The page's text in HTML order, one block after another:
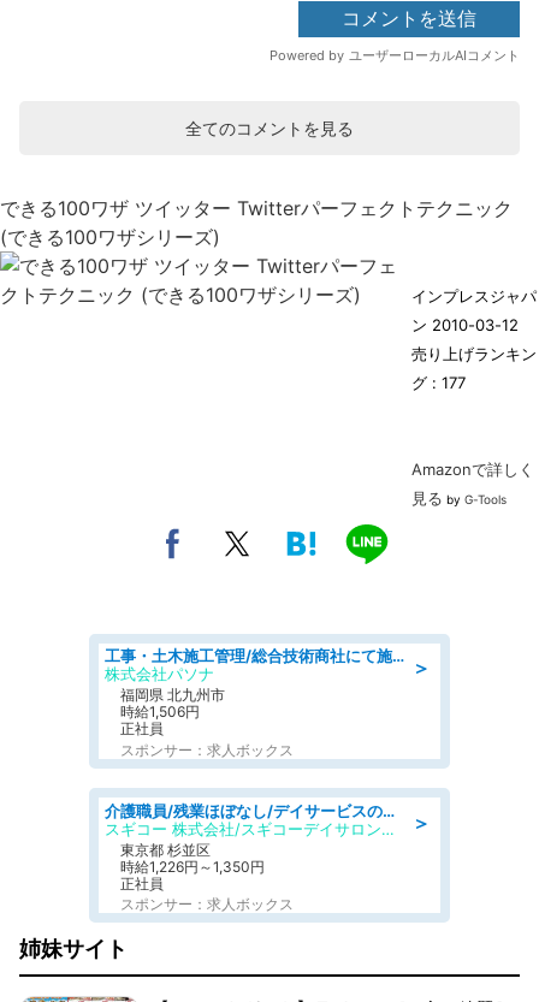
全てのコメントを見る
できる100ワザ ツイッター Twitterパーフェクトテクニック
(できる100ワザシリーズ)
インプレスジャパ
ン 2010-03-12
売り上げランキン
グ : 177
Amazonで詳しく
見る by G-Tools
＞
工事・土木施工管理/総合技術商社にて施工管理のお仕事/即日勤務可/車通勤可/工事・土木施工管理/生産・品質管理
株式会社パソナ
福岡県 北九州市
時給1,506円
正社員
スポンサー：求人ボックス
＞
介護職員/残業ほぼなし/デイサービスの介護士/日勤のみ
スギコー 株式会社/スギコーデイサロン浜田山
東京都 杉並区
時給1,226円～1,350円
正社員
スポンサー：求人ボックス
姉妹サイト